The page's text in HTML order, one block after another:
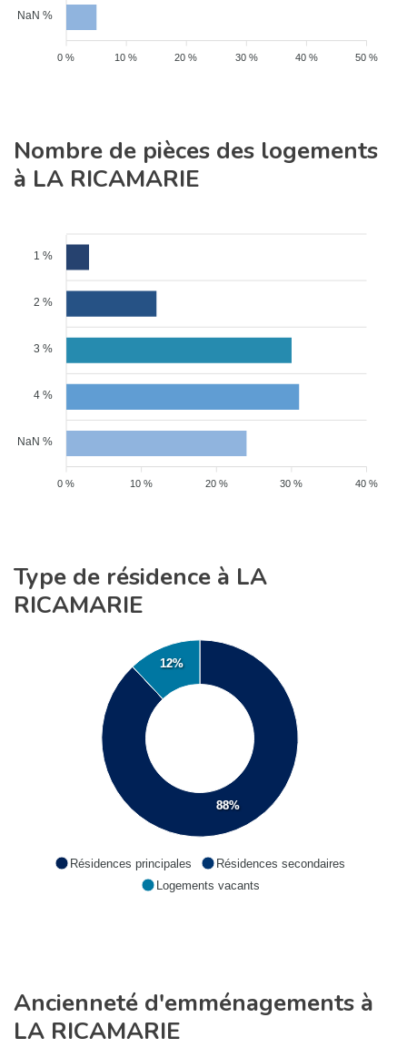
NaN %
50 %
40 %
30 %
20 %
10 %
0 %
Nombre de pièces des logements
à LA RICAMARIE
1 %
2 %
3 %
4 %
NaN %
40 %
30 %
20 %
10 %
0 %
Type de résidence à LA
RICAMARIE
88%
12%
Résidences principales
Résidences secondaires
Logements vacants
Ancienneté d'emménagements à
LA RICAMARIE